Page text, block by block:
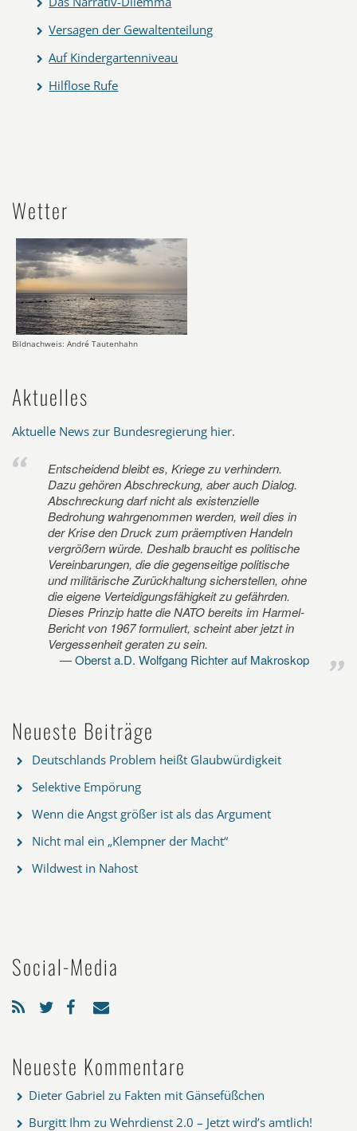
Versagen der Gewaltenteilung
Auf Kindergartenniveau
Hilflose Rufe
Wetter
Bildnachweis: André Tautenhahn
Aktuelles
Aktuelle News zur Bundesregierung hier.
Entscheidend bleibt es, Kriege zu verhindern.
Dazu gehören Abschreckung, aber auch Dialog.
Abschreckung darf nicht als existenzielle
Bedrohung wahrgenommen werden, weil dies in
der Krise den Druck zum präemptiven Handeln
vergrößern würde. Deshalb braucht es politische
Vereinbarungen, die die gegenseitige politische
und militärische Zurückhaltung sicherstellen, ohne
die eigene Verteidigungsfähigkeit zu gefährden.
Dieses Prinzip hatte die NATO bereits im Harmel-
Bericht von 1967 formuliert, scheint aber jetzt in
Vergessenheit geraten zu sein.
Oberst a.D. Wolfgang Richter auf Makroskop
Neueste Beiträge
Deutschlands Problem heißt Glaubwürdigkeit
Selektive Empörung
Wenn die Angst größer ist als das Argument
Nicht mal ein „Klempner der Macht“
Wildwest in Nahost
Social-Media
Neueste Kommentare
Dieter Gabriel zu Fakten mit Gänsefüßchen
Burgitt Ihm zu Wehrdienst 2.0 – Jetzt wird’s amtlich!